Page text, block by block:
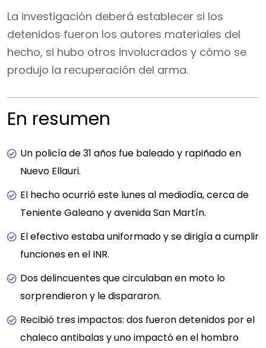
La investigación deberá establecer si los
detenidos fueron los autores materiales del
hecho, si hubo otros involucrados y cómo se
produjo la recuperación del arma.
En resumen
Un policía de 31 años fue baleado y rapiñado en
Nuevo Ellauri.
El hecho ocurrió este lunes al mediodía, cerca de
Teniente Galeano y avenida San Martín.
El efectivo estaba uniformado y se dirigía a cumplir
funciones en el INR.
Dos delincuentes que circulaban en moto lo
sorprendieron y le dispararon.
Recibió tres impactos: dos fueron detenidos por el
chaleco antibalas y uno impactó en el hombro